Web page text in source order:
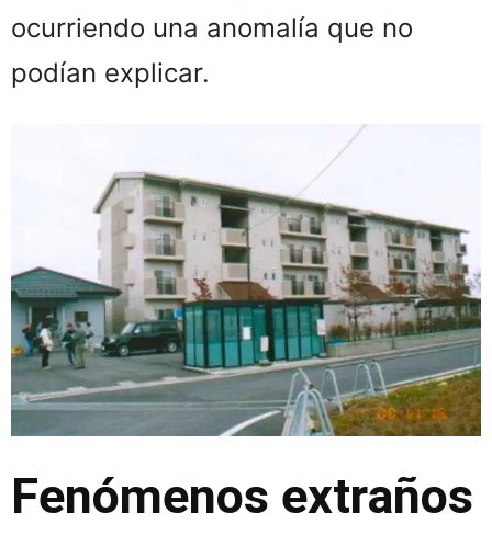
ocurriendo una anomalía que no
podían explicar.
Fenómenos extraños